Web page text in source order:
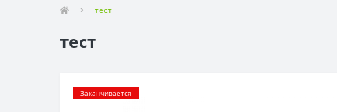
тест
тест
Заканчивается